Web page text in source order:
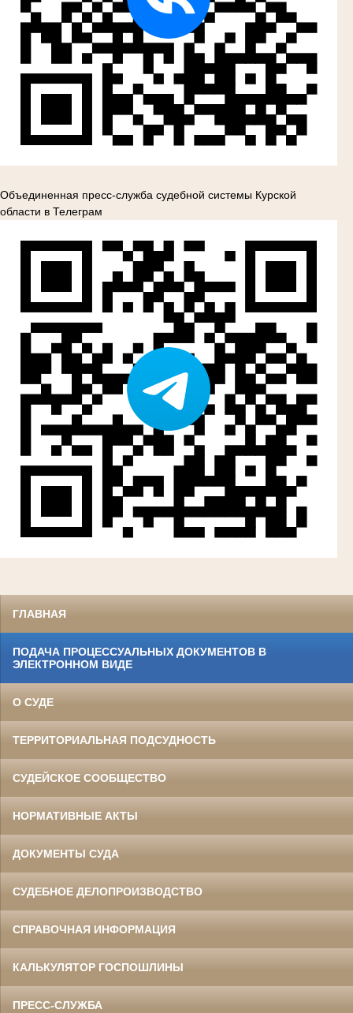
Объединенная пресс-служба судебной системы Курской
области в Телеграм
ГЛАВНАЯ
ПОДАЧА ПРОЦЕССУАЛЬНЫХ ДОКУМЕНТОВ В
ЭЛЕКТРОННОМ ВИДЕ
О СУДЕ
ТЕРРИТОРИАЛЬНАЯ ПОДСУДНОСТЬ
СУДЕЙСКОЕ СООБЩЕСТВО
НОРМАТИВНЫЕ АКТЫ
ДОКУМЕНТЫ СУДА
СУДЕБНОЕ ДЕЛОПРОИЗВОДСТВО
СПРАВОЧНАЯ ИНФОРМАЦИЯ
КАЛЬКУЛЯТОР ГОСПОШЛИНЫ
ПРЕСС-СЛУЖБА